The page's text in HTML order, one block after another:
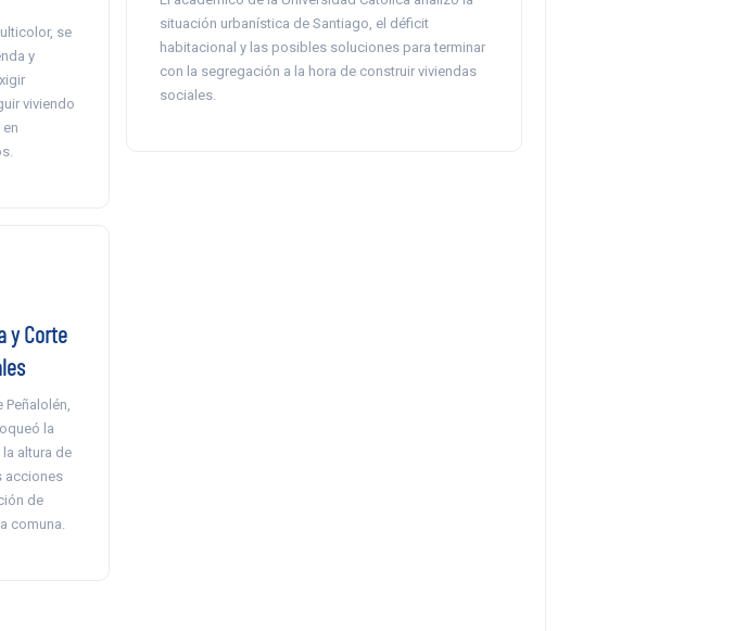
se
y
viviendo
situación urbanística de Santiago, el déficit
habitacional y las posibles soluciones para terminar
con la segregación a la hora de construir viviendas
sociales.
y Corte
la
altura de
acciones
de
comuna.